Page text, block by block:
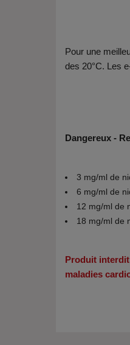
Pour une
des 20°C. Les
Dangereux -
3 mg/ml de
6 mg/ml de
12 mg/ml de
18 mg/ml de
Produit
maladies